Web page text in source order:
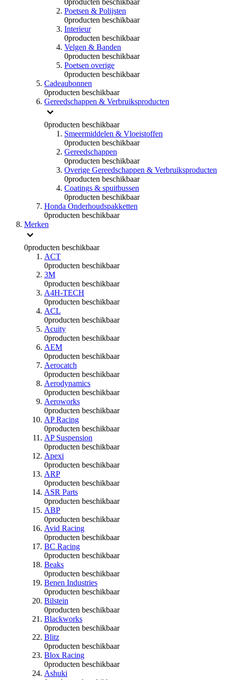
0producten beschikbaar
Poetsen & Polijsten
0producten beschikbaar
Interieur
0producten beschikbaar
Velgen & Banden
0producten beschikbaar
Poetsen overige
0producten beschikbaar
Cadeaubonnen
0producten beschikbaar
Gereedschappen & Verbruiksproducten
0producten beschikbaar
Smeermiddelen & Vloeistoffen
0producten beschikbaar
Gereedschappen
0producten beschikbaar
Overige Gereedschappen & Verbruiksproducten
0producten beschikbaar
Coatings & spuitbussen
0producten beschikbaar
Honda Onderhoudspakketten
0producten beschikbaar
Merken
0producten beschikbaar
ACT
0producten beschikbaar
3M
0producten beschikbaar
A4H-TECH
0producten beschikbaar
ACL
0producten beschikbaar
Acuity
0producten beschikbaar
AEM
0producten beschikbaar
Aerocatch
0producten beschikbaar
Aerodynamics
0producten beschikbaar
Aeroworks
0producten beschikbaar
AP Racing
0producten beschikbaar
AP Suspension
0producten beschikbaar
Apexi
0producten beschikbaar
ARP
0producten beschikbaar
ASR Parts
0producten beschikbaar
ABP
0producten beschikbaar
Avid Racing
0producten beschikbaar
BC Racing
0producten beschikbaar
Beaks
0producten beschikbaar
Benen Industries
0producten beschikbaar
Bilstein
0producten beschikbaar
Blackworks
0producten beschikbaar
Blitz
0producten beschikbaar
Blox Racing
0producten beschikbaar
Ashuki